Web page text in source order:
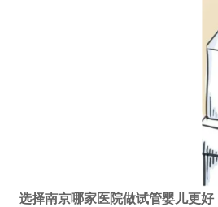
选择南京哪家医院做试管婴儿更好